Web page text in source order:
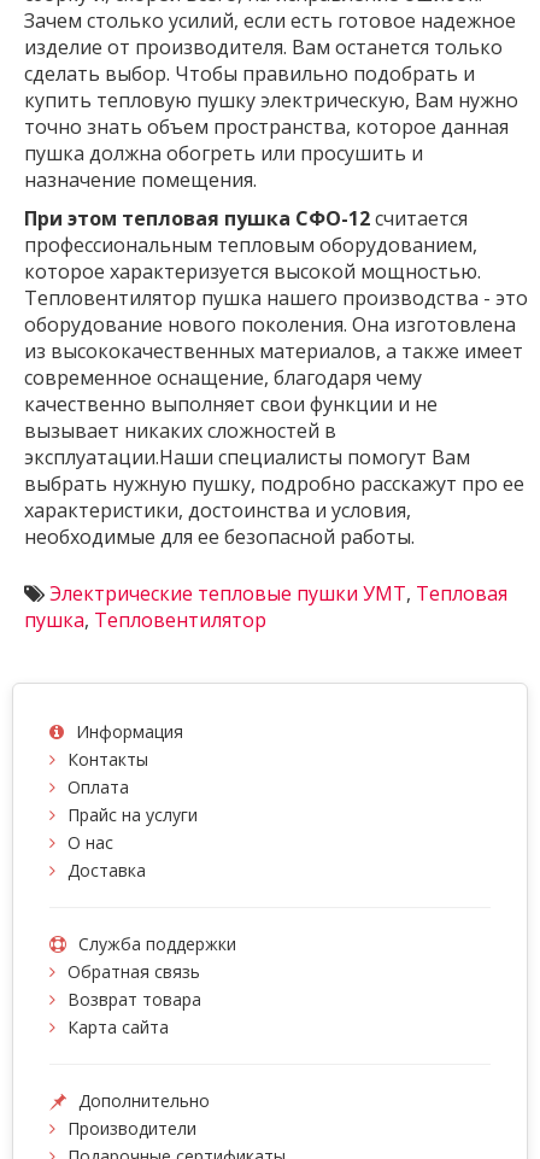
Зачем столько усилий, если есть готовое надежное
изделие от производителя. Вам останется только
сделать выбор. Чтобы правильно подобрать и
купить тепловую пушку электрическую, Вам нужно
точно знать объем пространства, которое данная
пушка должна обогреть или просушить и
назначение помещения.
При этом тепловая пушка СФО-12считается
профессиональным тепловым оборудованием,
которое характеризуется высокой мощностью.
Тепловентилятор пушка нашего производства - это
оборудование нового поколения. Она изготовлена
из высококачественных материалов, а также имеет
современное оснащение, благодаря чему
качественно выполняет свои функции и не
вызывает никаких сложностей в
эксплуатации.Наши специалисты помогут Вам
выбрать нужную пушку, подробно расскажут про ее
характеристики, достоинства и условия,
необходимые для ее безопасной работы.
Электрические тепловые пушки УМТ, Тепловая
пушка, Тепловентилятор
Информация
Контакты
Оплата
Прайс на услуги
О нас
Доставка
Служба поддержки
Обратная связь
Возврат товара
Карта сайта
Дополнительно
Производители